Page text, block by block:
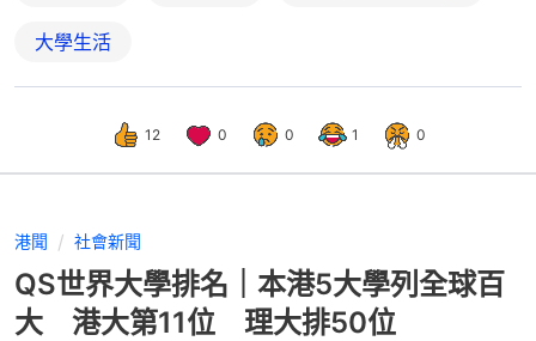
大學生活
12 0 0 1 0
港聞 社會新聞
QS世界大學排名｜本港5大學列全球百
大 港大第11位 理大排50位